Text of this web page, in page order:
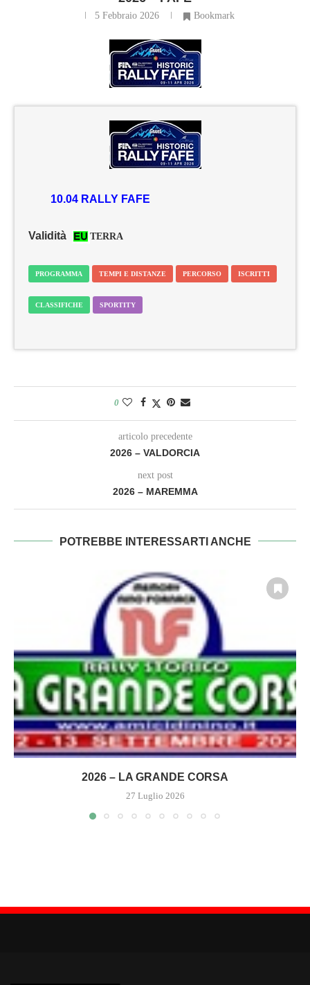
5 Febbraio 2026 Bookmark
10.04 RALLY FAFE
Validità TERRA
PROGRAMMA TEMPI E DISTANZE PERCORSO ISCRITTI
CLASSIFICHE SPORTITY
0
articolo precedente
2026 – VALDORCIA
next post
2026 – MAREMMA
POTREBBE INTERESSARTI ANCHE
2026 – LA GRANDE CORSA
27 Luglio 2026